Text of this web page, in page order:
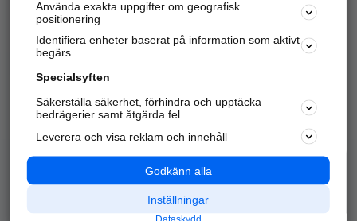
Kom igång och annonsera mot
samarbetspartners nära dig.
Alla kategorier
Populära sökningar
API & Kartor
Annonsera
Integritet
Nödnummer
Använda exakta uppgifter om geografisk
positionering
Identifiera enheter baserat på information som aktivt
begärs
Specialsyften
Säkerställa säkerhet, förhindra och upptäcka
bedrägerier samt åtgärda fel
Leverera och visa reklam och innehåll
Godkänn alla
Inställningar
Dataskydd